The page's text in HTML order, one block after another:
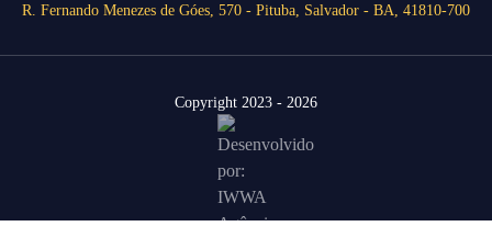
R. Fernando Menezes de Góes, 570 - Pituba, Salvador - BA, 41810-700
Copyright 2023 - 2026